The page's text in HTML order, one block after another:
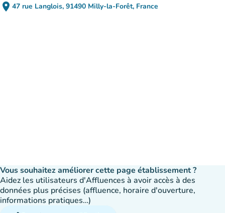
place 47 rue Langlois, 91490 Milly-la-Forêt, France
(ouvrir dans Google Maps)
(nouvel onglet)
Vous souhaitez améliorer cette page établissement ?
Aidez les utilisateurs d'Affluences à avoir accès à des
données plus précises (affluence, horaire d'ouverture,
informations pratiques…)